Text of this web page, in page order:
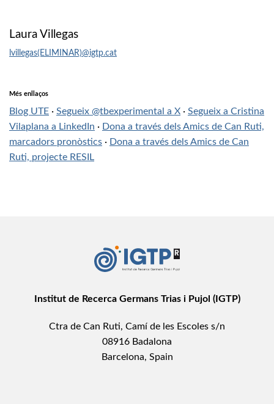
Laura Villegas
lvillegas(ELIMINAR)@igtp.cat
Més enllaços
Blog UTE · Segueix @tbexperimental a X · Segueix a Cristina
Vilaplana a LinkedIn · Dona a través dels Amics de Can Ruti,
marcadors pronòstics · Dona a través dels Amics de Can
Ruti, projecte RESIL
Institut de Recerca Germans Trias i Pujol (IGTP)
Ctra de Can Ruti, Camí de les Escoles s/n
08916 Badalona
Barcelona, Spain